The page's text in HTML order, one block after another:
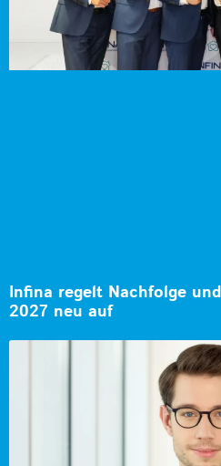
Infina regelt Nachfolge
2027 neu auf